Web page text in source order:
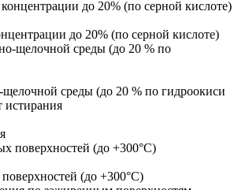
до 20% (по серной кислоте)
среды (до 20 % по гидроокиси
(до +300°С)